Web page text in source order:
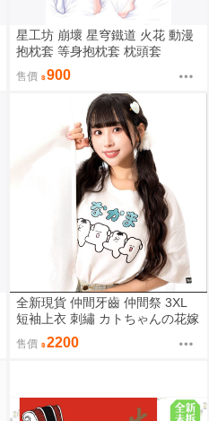
星工坊 崩壞 星穹鐵道 火花 動漫
抱枕套 等身抱枕套 枕頭套
售價 900
全新現貨 仲間牙齒 仲間祭 3XL
短袖上衣 刺繡 カトちゃんの花嫁
限定聯名
售價 2200